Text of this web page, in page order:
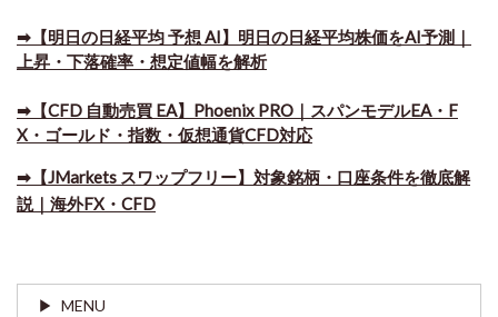
➡【明日の日経平均 予想 AI】明日の日経平均株価をAI予測｜
上昇・下落確率・想定値幅を解析
➡​【CFD 自動売買 EA】Phoenix PRO｜スパンモデルEA・F
X・ゴールド・指数・仮想通貨CFD対応
➡​【JMarkets スワップフリー】対象銘柄・口座条件を徹底解
説｜海外FX・CFD
MENU